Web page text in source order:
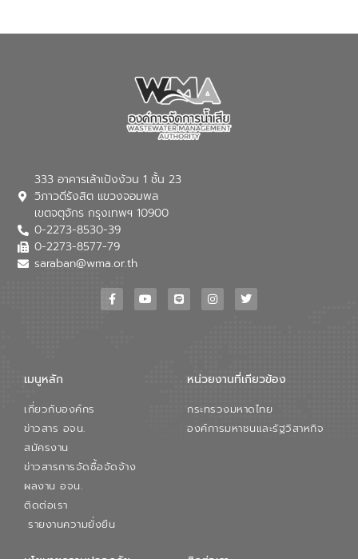
ณ เทศบาลตำบลบางเลน จังหวัดนครปฐม
333 อาคารเล้าเป้งง้วน 1 ชั้น 23
วิภาวดีรังสิต แขวงจอมพล
เขตจตุจักร กรุงเทพฯ 10900
0-2273-8530-39
0-2273-8577-79
saraban@wma.or.th
เมนูหลัก
เกี่ยวกับองค์กร
ข่าวสาร อจน.
สมัครงาน
ข่าวสารการจัดซื้อจัดจ้าง
ผลงาน อจน.
ติดต่อเรา
รายงานความยั่งยืน
หน่วยงานที่เกียวข้อง
กระทรวงมหาดไทย
องค์การมหาชนและรัฐวิสาหกิจ